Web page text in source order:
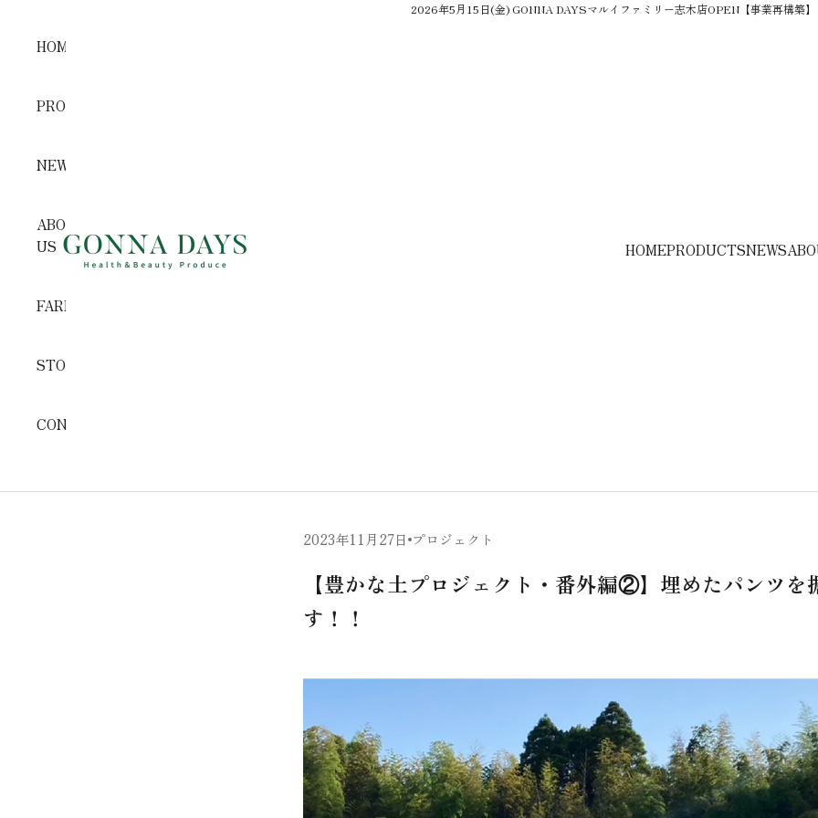
2026年5月15日(金) GONNA DAYSマルイファミリー志木店OPEN【事業再構築】
GONNA DAYS ONLINE STORE
HOMEPRODUCTSNEWS
HOME
PRODUCTS
NEWS
ABOUT
US
FARM
STORE
CONTACT
2023年11月27日 プロジェクト
【豊かな土プロジェクト・番外編②】埋めたパンツを
す！！